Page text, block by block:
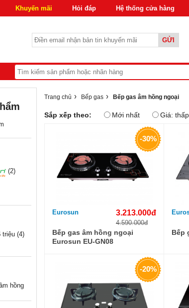
Khuyến mãi Hỏi đáp Hệ thống cửa hàng
GỬI
Trang chủ › Bếp gas › Bếp gas âm hồng ngoại
Sắp xếp theo: Mới nhất Giá:
-30%
Eurosun 3.213.000đ
4.590.000đ
Bếp gas âm hồng ngoại
Eurosun EU-GN08
Bếp
-20%
(2)
triệu (4)
hồng